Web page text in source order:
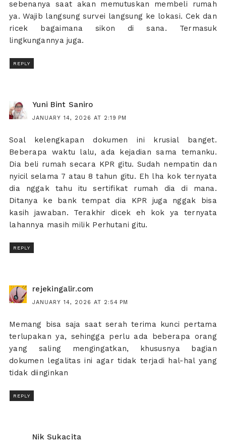
sebenanya saat akan memutuskan membeli rumah
ya. Wajib langsung survei langsung ke lokasi. Cek dan
ricek bagaimana sikon di sana. Termasuk
lingkungannya juga.
REPLY
Yuni Bint Saniro
JANUARY 14, 2026 AT 2:19 PM
Soal kelengkapan dokumen ini krusial banget.
Beberapa waktu lalu, ada kejadian sama temanku.
Dia beli rumah secara KPR gitu. Sudah nempatin dan
nyicil selama 7 atau 8 tahun gitu. Eh lha kok ternyata
dia nggak tahu itu sertifikat rumah dia di mana.
Ditanya ke bank tempat dia KPR juga nggak bisa
kasih jawaban. Terakhir dicek eh kok ya ternyata
lahannya masih milik Perhutani gitu.
REPLY
rejekingalir.com
JANUARY 14, 2026 AT 2:54 PM
Memang bisa saja saat serah terima kunci pertama
terlupakan ya, sehingga perlu ada beberapa orang
yang saling mengingatkan, khususnya bagian
dokumen legalitas ini agar tidak terjadi hal-hal yang
tidak diinginkan
REPLY
Nik Sukacita